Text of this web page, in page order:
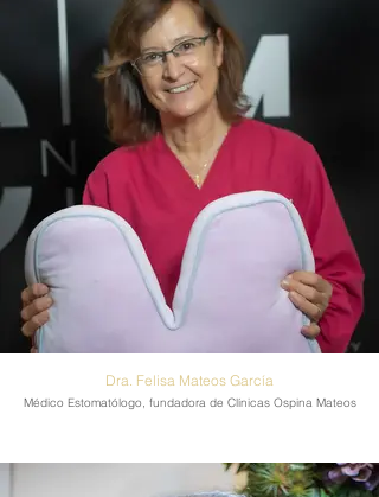
Dra. Felisa Mateos García
Médico Estomatólogo, fundadora de Clínicas Ospina Mateos